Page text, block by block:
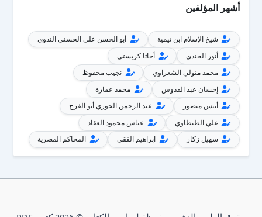
أشهر المؤلفين
شيخ الإسلام ابن تيمية
أبو الحسن علي الحسني الندوي
أنور الجندي
أجاثا كريستي
محمد متولي الشعراوي
نجيب محفوظ
إحسان عبد القدوس
محمد عمارة
أنيس منصور
عبد الرحمن الجوزي أبو الفرج
علي الطنطاوي
عباس محمود العقاد
سهيل زكار
ابراهيم الفقى المحاكم المصرية